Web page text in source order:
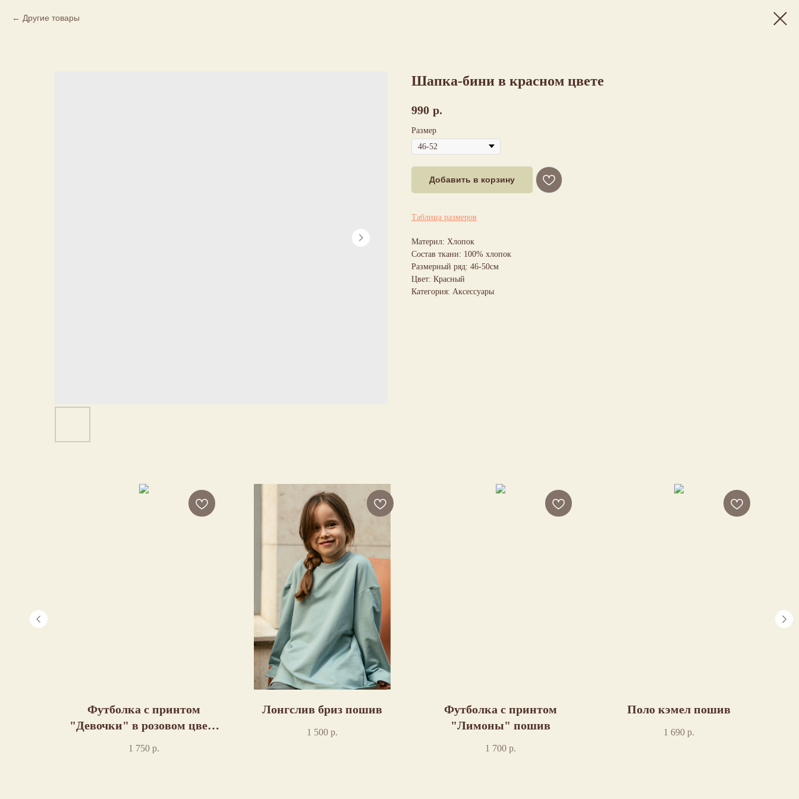
Другие товары
Шапка-бини в красном цвете
990 р.
Размер
Добавить в корзину
Таблица размеров
Материл: Хлопок
Состав ткани: 100% хлопок
Размерный ряд: 46-50см
Цвет: Красный
Категория: Аксессуары
Футболка с принтом
"Девочки" в розовом цвете
1 750 р.
Лонгслив бриз пошив
1 500 р.
Футболка с принтом
"Лимоны" пошив
1 700 р.
Поло кэмел пошив
1 690 р.